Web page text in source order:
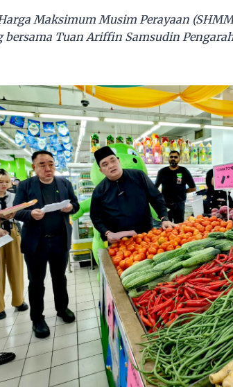
Maksimum Musim Perayaan
bersama Tuan Ariffin Samsudin